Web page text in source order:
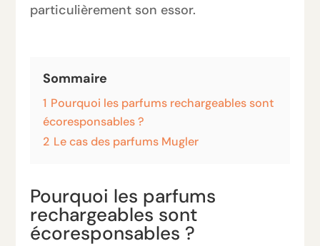
particulièrement son essor.
Sommaire
1 Pourquoi les parfums rechargeables sont
écoresponsables ?
2 Le cas des parfums Mugler
Pourquoi les parfums
rechargeables sont
écoresponsables ?